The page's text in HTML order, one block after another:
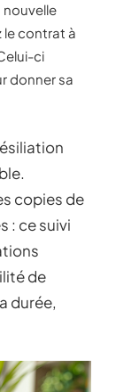
nouvelle
le contrat à
ci
donner sa
copies de
: ce suivi
de
durée,